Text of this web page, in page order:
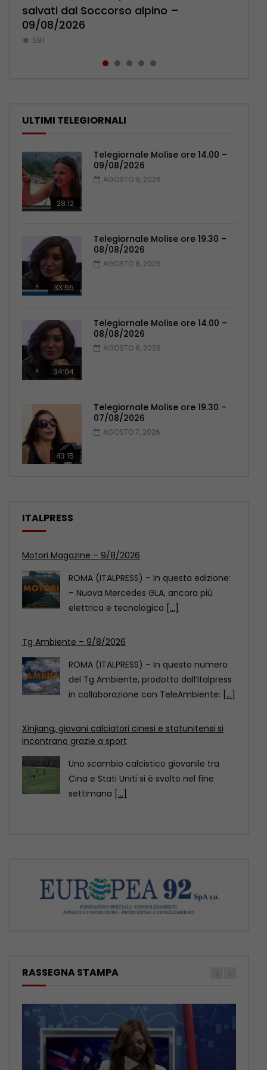
salvati dal Soccorso alpino –
09/08/2026
581
Marco Di Marcello a Katmandu –
09/08/2026
538
Carpinone – 09/08/2026
543
contro il Celta Vigo – 09/08/2026
351
pressa la sindaca Forte – 09/08/2026
1.4K
ULTIMI TELEGIORNALI
28:12
Telegiornale Molise ore 14.00 –
09/08/2026
AGOSTO 9, 2026
33:55
Telegiornale Molise ore 19.30 –
08/08/2026
AGOSTO 8, 2026
34:04
Telegiornale Molise ore 14.00 –
08/08/2026
AGOSTO 8, 2026
43:15
Telegiornale Molise ore 19.30 –
07/08/2026
AGOSTO 7, 2026
ITALPRESS
Tg Ambiente – 9/8/2026
ROMA (ITALPRESS) – In questo numero
del Tg Ambiente, prodotto dall’Italpress
in collaborazione con TeleAmbiente:
Xinjiang, giovani calciatori cinesi e statunitensi si
incontrano grazie a sport
Uno scambio calcistico giovanile tra
Cina e Stati Uniti si è svolto nel fine
Motori Magazine – 9/8/2026
ROMA (ITALPRESS) – In questa edizione:
– Nuova Mercedes GLA, ancora più
elettrica e tecnologica
RASSEGNA STAMPA